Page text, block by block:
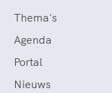
Thema's
Agenda
Portal
Nieuws